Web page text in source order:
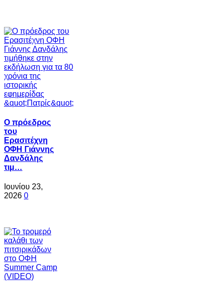
Ο πρόεδρος
του
Ερασιτέχνη
ΟΦΗ Γιάννης
Δανδάλης
τιμ…
Ιουνίου 23,
2026 0